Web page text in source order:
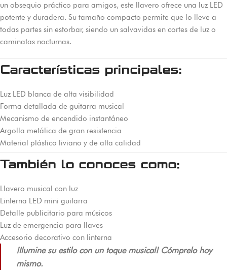
un obsequio práctico para amigos, este llavero ofrece una luz LED
potente y duradera. Su tamaño compacto permite que lo lleve a
todas partes sin estorbar, siendo un salvavidas en cortes de luz o
caminatas nocturnas.
Características principales:
Luz LED blanca de alta visibilidad
Forma detallada de guitarra musical
Mecanismo de encendido instantáneo
Argolla metálica de gran resistencia
Material plástico liviano y de alta calidad
También lo conoces como:
Llavero musical con luz
Linterna LED mini guitarra
Detalle publicitario para músicos
Luz de emergencia para llaves
Accesorio decorativo con linterna
¡Ilumine su estilo con un toque musical! Cómprelo hoy
mismo.